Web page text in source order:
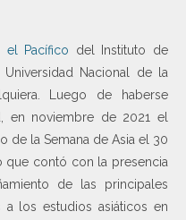
el Pacífico del Instituto de
Nacional de la
Luego de haberse
en noviembre de 2021 el
de la Semana de Asia el 30
que contó con la presencia
de las principales
a los estudios asiáticos en